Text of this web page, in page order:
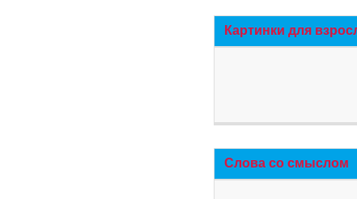
Картинки для
Слова со смыслом